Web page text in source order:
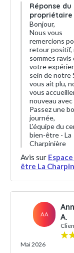
Réponse du
propriétaire
Bonjour,
Nous vous
remercions
retour positif,
sommes ravis
votre
sein de notre
vous ait plu,
vous
nouveau avec
Passez une
journée,
L'équipe du
bien-être - La
Charpinière
Avis sur
être La
AA
A.
Mai 2026